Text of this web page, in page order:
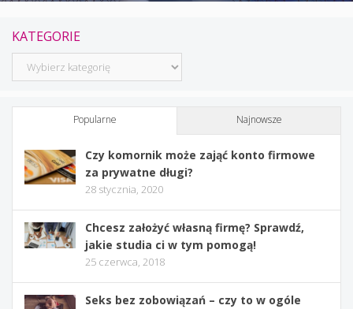
KATEGORIE
Kategorie
Popularne Najnowsze
Czy komornik może zająć konto firmowe
za prywatne długi?
28 stycznia, 2020
Chcesz założyć własną firmę? Sprawdź,
jakie studia ci w tym pomogą!
25 czerwca, 2018
Seks bez zobowiązań – czy to w ogóle